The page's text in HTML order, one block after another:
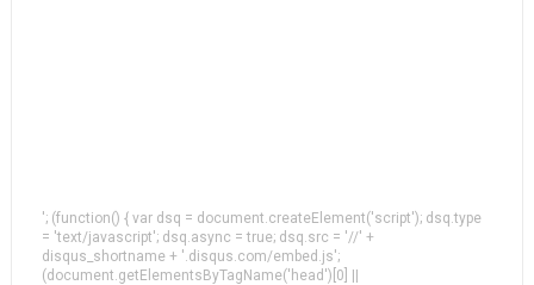
'; (function() { var dsq = document.createElement('script'); dsq.type
= 'text/javascript'; dsq.async = true; dsq.src = '//' +
disqus_shortname + '.disqus.com/embed.js';
(document.getElementsByTagName('head')[0] ||